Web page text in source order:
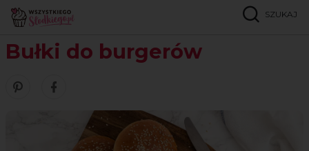
SZUKAJ
Strona główna Bułki do burgerów
Bułki do burgerów
Zobacz nasze piny w serwisie Pinterest
Udostępnij ten przepis w serwisie Facebook